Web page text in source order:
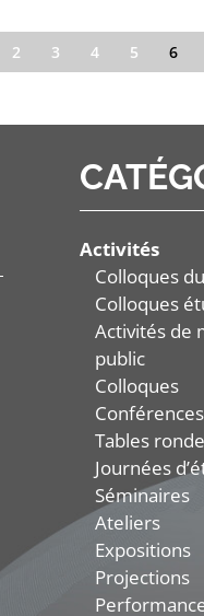
2 3 4 5 6
Activités
Colloques
Colloques
Activités de
public
Colloques
Conférences
Tables
Journées
Séminaires
Ateliers
Expositions
Projections